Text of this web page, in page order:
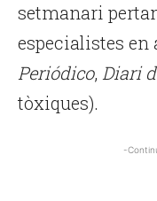
setmanari
especialistes
Periódico, Diari
tòxiques).
-